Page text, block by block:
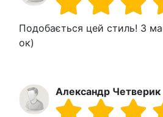
Подобається цей стиль! З
ок)
Александр Четверик